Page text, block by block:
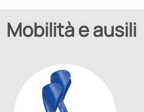
Mobilità e ausili